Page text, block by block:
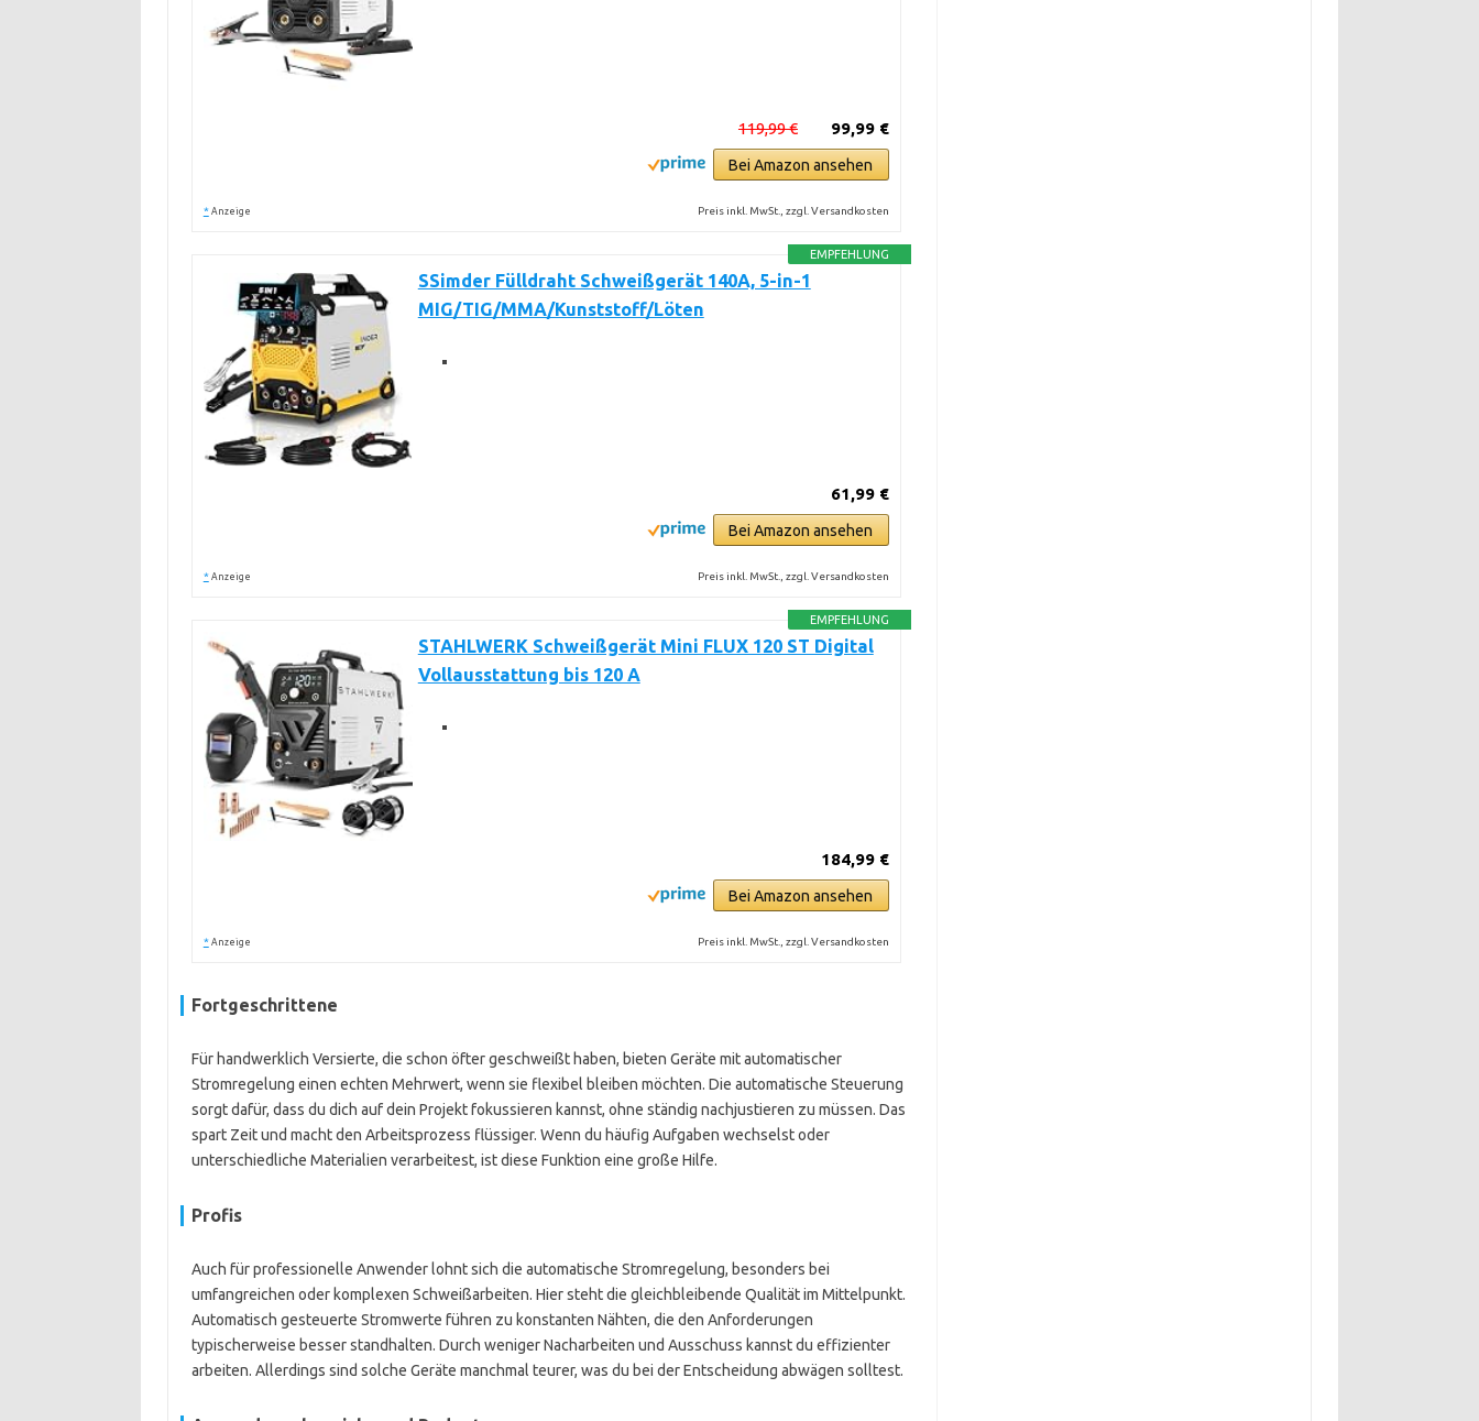
99,99 €
119,99 €
Bei Amazon ansehen
* Anzeige Preis inkl. MwSt., zzgl. Versandkosten
EMPFEHLUNG
SSimder Fülldraht Schweißgerät 140A, 5-in-1
MIG/TIG/MMA/Kunststoff/Löten
61,99 €
Bei Amazon ansehen
* Anzeige Preis inkl. MwSt., zzgl. Versandkosten
EMPFEHLUNG
STAHLWERK Schweißgerät Mini FLUX 120 ST Digital
Vollausstattung bis 120 A
184,99 €
Bei Amazon ansehen
* Anzeige Preis inkl. MwSt., zzgl. Versandkosten
Fortgeschrittene
Für handwerklich Versierte, die schon öfter geschweißt haben, bieten Geräte mit automatischer
Stromregelung einen echten Mehrwert, wenn sie flexibel bleiben möchten. Die automatische Steuerung
sorgt dafür, dass du dich auf dein Projekt fokussieren kannst, ohne ständig nachjustieren zu müssen. Das
spart Zeit und macht den Arbeitsprozess flüssiger. Wenn du häufig Aufgaben wechselst oder
unterschiedliche Materialien verarbeitest, ist diese Funktion eine große Hilfe.
Profis
Auch für professionelle Anwender lohnt sich die automatische Stromregelung, besonders bei
umfangreichen oder komplexen Schweißarbeiten. Hier steht die gleichbleibende Qualität im Mittelpunkt.
Automatisch gesteuerte Stromwerte führen zu konstanten Nähten, die den Anforderungen
typischerweise besser standhalten. Durch weniger Nacharbeiten und Ausschuss kannst du effizienter
arbeiten. Allerdings sind solche Geräte manchmal teurer, was du bei der Entscheidung abwägen solltest.